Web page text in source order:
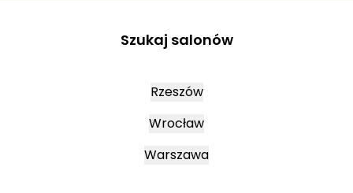
Szukaj salonów
Rzeszów
Wrocław
Warszawa